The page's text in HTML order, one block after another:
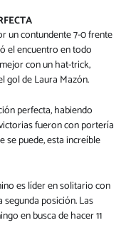
un contundente 7-0 frente
el encuentro en todo
con un hat-trick,
gol de Laura Mazón.
perfecta, habiendo
fueron con portería
se puede, esta increíble
es líder en solitario con
segunda posición. Las
en busca de hacer 11